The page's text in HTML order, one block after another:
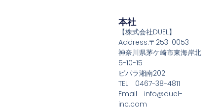
本社
【株式会社DUEL】
Address:〒253-0053
神奈川県茅ケ崎市東海岸北
5-10-15
ピパラ湘南202
TEL 0467-38-4811
Email info@duel-
inc.com